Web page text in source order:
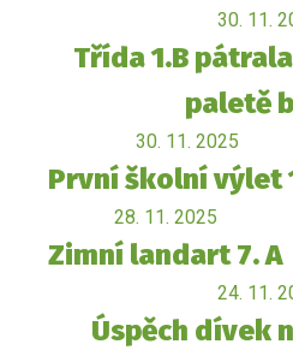
30. 11.
Třída 1.B
paletě
30. 11. 2025
První školní výlet
28. 11. 2025
Zimní landart 7. A
24. 11.
Úspěch dívek